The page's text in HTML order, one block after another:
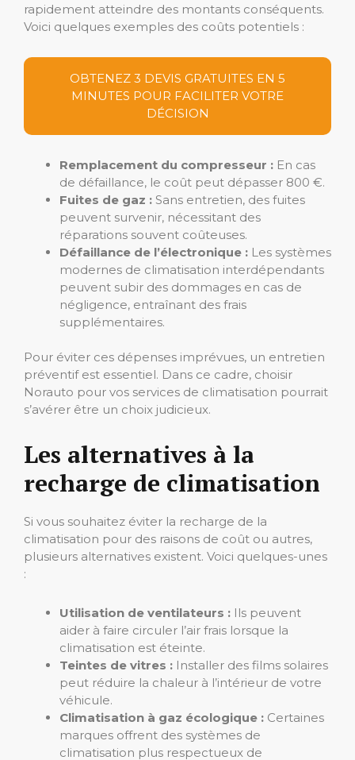
rapidement atteindre des montants conséquents.
Voici quelques exemples des coûts potentiels :
OBTENEZ 3 DEVIS GRATUITES EN 5
MINUTES POUR FACILITER VOTRE
DÉCISION
Remplacement du compresseur : En cas
de défaillance, le coût peut dépasser 800 €.
Fuites de gaz : Sans entretien, des fuites
peuvent survenir, nécessitant des
réparations souvent coûteuses.
Défaillance de l’électronique : Les systèmes
modernes de climatisation interdépendants
peuvent subir des dommages en cas de
négligence, entraînant des frais
supplémentaires.
Pour éviter ces dépenses imprévues, un entretien
préventif est essentiel. Dans ce cadre, choisir
Norauto pour vos services de climatisation pourrait
s’avérer être un choix judicieux.
Les alternatives à la
recharge de climatisation
Si vous souhaitez éviter la recharge de la
climatisation pour des raisons de coût ou autres,
plusieurs alternatives existent. Voici quelques-unes
:
Utilisation de ventilateurs : Ils peuvent
aider à faire circuler l’air frais lorsque la
climatisation est éteinte.
Teintes de vitres : Installer des films solaires
peut réduire la chaleur à l’intérieur de votre
véhicule.
Climatisation à gaz écologique : Certaines
marques offrent des systèmes de
climatisation plus respectueux de